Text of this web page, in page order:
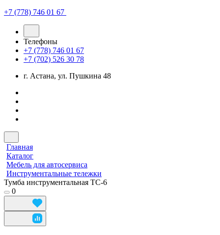
+7 (778) 746 01 67
Телефоны
+7 (778) 746 01 67
+7 (702) 526 30 78
г. Астана, ул. Пушкина 48
Главная
Каталог
Мебель для автосервиса
Инструментальные тележки
Тумба инструментальная TC-6
0